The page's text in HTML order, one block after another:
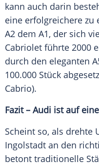
kann auch darin
eine erfolgreichere zu
A2 dem A1, der sich
Cabriolet führte 2000
durch den eleganten
100.000 Stück
Cabrio).
Fazit – Audi ist auf
Scheint so, als drehte
Ingolstadt an den
betont traditionelle